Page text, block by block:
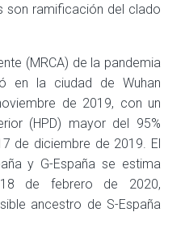
son ramificación del clado
(MRCA) de la pandemia
en la ciudad de Wuhan
de 2019, con un
(HPD) mayor del 95%
de diciembre de 2019. El
y G-España se estima
de febrero de 2020,
ancestro de S-España